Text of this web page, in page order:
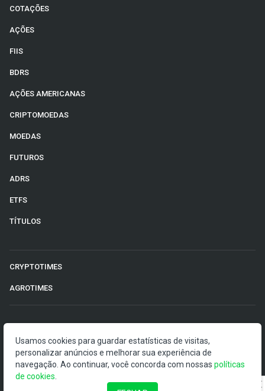
COTAÇÕES
AÇÕES
FIIS
BDRS
AÇÕES AMERICANAS
CRIPTOMOEDAS
MOEDAS
FUTUROS
ADRS
ETFS
TÍTULOS
CRYPTOTIMES
AGROTIMES
O Money Times publica matérias de cunho jornalístico, que
visam a democratização da informação. Nossas
publicações devem ser compreendidas como boletins
anunciadores e divulgadores, e não como uma
Usamos cookies para guardar estatísticas de visitas,
personalizar anúncios e melhorar sua experiência de
navegação. Ao continuar, você concorda com nossas políticas
de cookies